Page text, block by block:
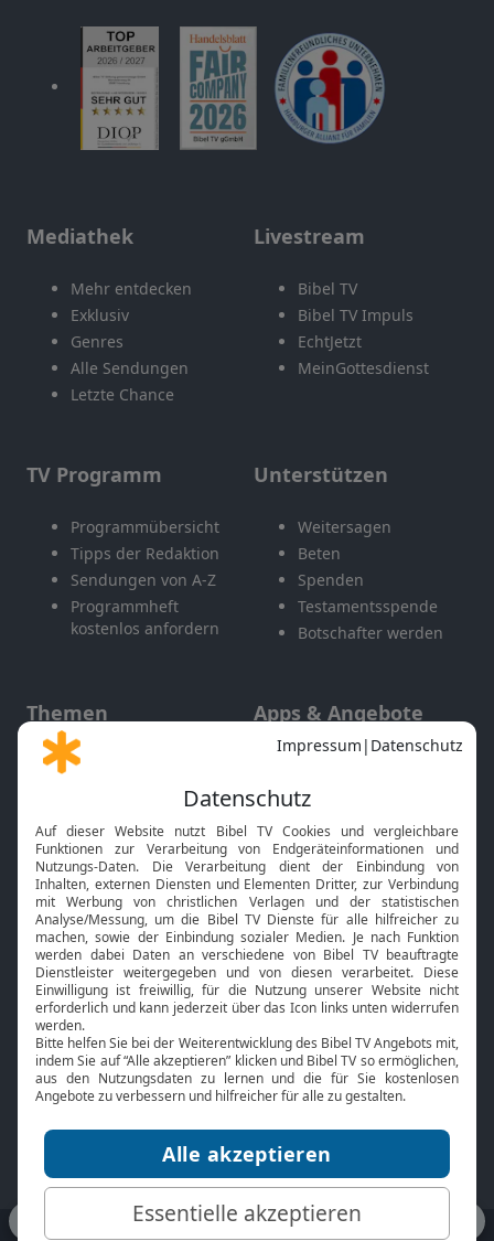
Mediathek
Mehr entdecken
Exklusiv
Genres
Alle Sendungen
Letzte Chance
Livestream
Bibel TV
Bibel TV Impuls
EchtJetzt
MeinGottesdienst
TV Programm
Programmübersicht
Tipps der Redaktion
Sendungen von A-Z
Programmheft
kostenlos anfordern
Unterstützen
Weitersagen
Beten
Spenden
Testamentsspende
Botschafter werden
Themen
Gott und Bibel erklärt
Neuigkeiten
Apps & Angebote
Mobile App
Smart TV
HbbTV
Bibelthek Online-Bibel
Nächster Gottesdienst
Bibel TV
Über uns
Jobs
Mediadaten
Service
Kontakt
TV-Empfang